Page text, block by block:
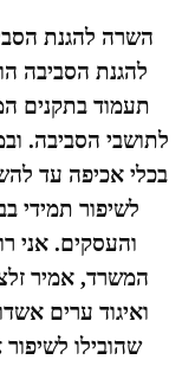
השרה להגנת
להגנת הסביבה
תעמוד בתקנים
לתושבי הסביבה.
בכלי אכיפה עד
לשיפור תמידי
והעסקים. אני
המשרד, אמיר
ואיגוד ערים
שהובילו